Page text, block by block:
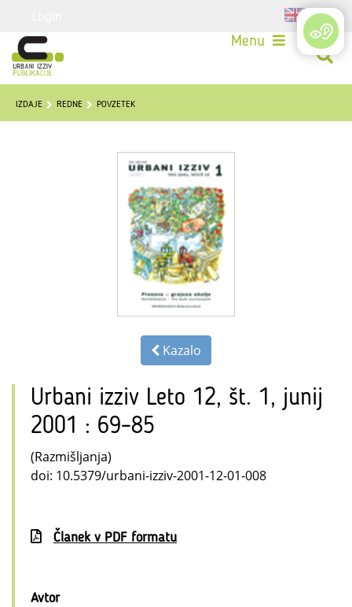
Menu
IZDAJE REDNE POVZETEK
Kazalo
Urbani izziv Leto 12, št. 1, junij
2001 : 69–85
(Razmišljanja)
doi: 10.5379/urbani-izziv-2001-12-01-008
Članek v PDF formatu
Avtor